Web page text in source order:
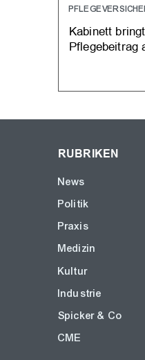
Kabinett
Pflegebeitrag
RUBRIKEN
News
Politik
Praxis
Medizin
Kultur
Industrie
Spicker & Co
CME